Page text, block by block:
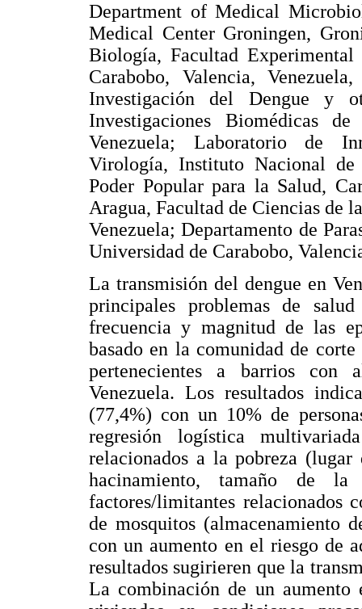
Department of Medical
Medical Center Groningen,
Biología, Facultad
Carabobo, Valencia,
Investigación del Dengue y
Investigaciones Biomédicas
Venezuela; Laboratorio de
Virología, Instituto Nacional
Poder Popular para la Salud,
Aragua, Facultad de Ciencias de
Venezuela; Departamento de
Universidad de Carabobo,
La transmisión del dengue en
principales problemas de
frecuencia y magnitud de las
basado en la comunidad de
pertenecientes a barrios con
Venezuela. Los resultados
(77,4%) con un 10% de
regresión logística
relacionados a la pobreza
hacinamiento, tamaño de
factores/limitantes relacionados
de mosquitos (almacenamiento
con un aumento en el riesgo de
resultados sugirieren que la
La combinación de un aumento